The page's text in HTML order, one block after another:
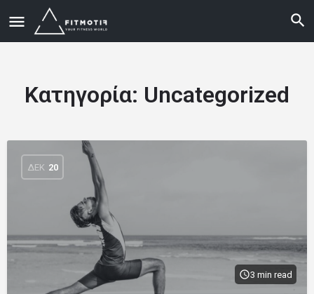
Κατηγορία: Uncategorized
ΔΕΚ 20
3 min read